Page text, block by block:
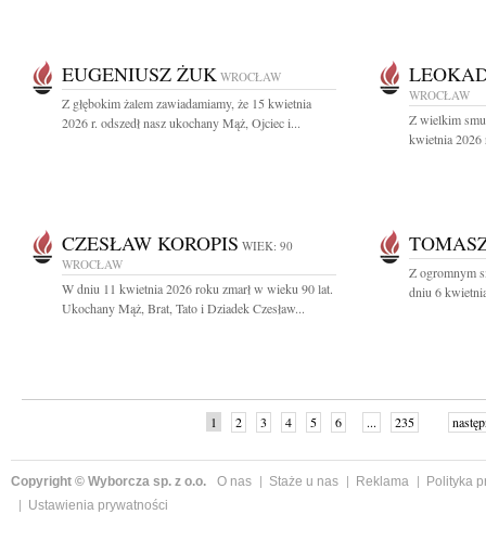
EUGENIUSZ ŻUK WROCŁAW
Z głębokim żalem zawiadamiamy, że 15 kwietnia
2026 r. odszedł nasz ukochany Mąż, Ojciec i...
WROCŁAW
Z wielkim
kwietnia 2026
CZESŁAW KOROPIS WIEK: 90
WROCŁAW
W dniu 11 kwietnia 2026 roku zmarł w wieku 90 lat.
Ukochany Mąż, Brat, Tato i Dziadek Czesław...
Z ogromnym
dniu 6
1 2 3 4 5 6 ... 235
Copyright © Wyborcza sp. z o.o. O nas Staże u nas Reklama
Polityka
Ustawienia prywatności